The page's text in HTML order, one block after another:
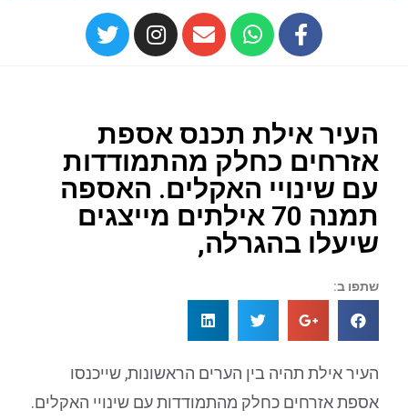
העיר אילת תכנס אספת
אזרחים כחלק מהתמודדות
עם שינויי האקלים. האספה
תמנה 70 אילתים מייצגים
שיעלו בהגרלה,
שתפו ב:
העיר אילת תהיה בין הערים הראשונות, שייכנסו
אספת אזרחים כחלק מהתמודדות עם שינויי האקלים.